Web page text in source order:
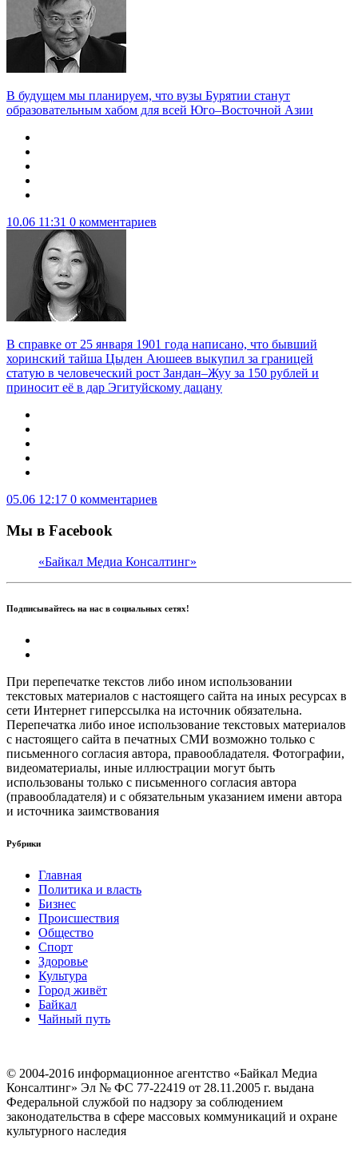
В будущем мы планируем, что вузы Бурятии станут
образовательным хабом для всей Юго–Восточной Азии
10.06 11:31 0 комментариев
В справке от 25 января 1901 года написано, что бывший
хоринский тайша Цыден Аюшеев выкупил за границей
статую в человеческий рост Зандан–Жуу за 150 рублей и
приносит её в дар Эгитуйскому дацану
05.06 12:17 0 комментариев
Мы в Facebook
«Байкал Медиа Консалтинг»
Подписывайтесь на нас в социальных сетях!
При перепечатке текстов либо ином использовании
текстовых материалов с настоящего сайта на иных ресурсах в
сети Интернет гиперссылка на источник обязательна.
Перепечатка либо иное использование текстовых материалов
с настоящего сайта в печатных СМИ возможно только с
письменного согласия автора, правообладателя. Фотографии,
видеоматериалы, иные иллюстрации могут быть
использованы только с письменного согласия автора
(правообладателя) и с обязательным указанием имени автора
и источника заимствования
Рубрики
Главная
Политика и власть
Бизнес
Происшествия
Общество
Cпорт
Здоровье
Культура
Город живёт
Байкал
Чайный путь
© 2004-2016 информационное агентство «Байкал Медиа
Консалтинг» Эл № ФС 77-22419 от 28.11.2005 г. выдана
Федеральной службой по надзору за соблюдением
законодательства в сфере массовых коммуникаций и охране
культурного наследия